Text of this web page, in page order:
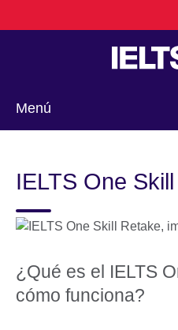
to
Menú
language
IELTS One
¿Qué es el IELTS
cómo funciona?